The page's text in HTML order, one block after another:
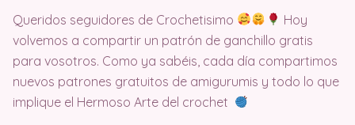
Queridos seguidores de Crochetisimo
Hoy
volvemos a compartir un patrón de ganchillo gratis
para vosotros. Como ya sabéis, cada día compartimos
nuevos patrones gratuitos de amigurumis y todo lo que
implique el Hermoso Arte del crochet